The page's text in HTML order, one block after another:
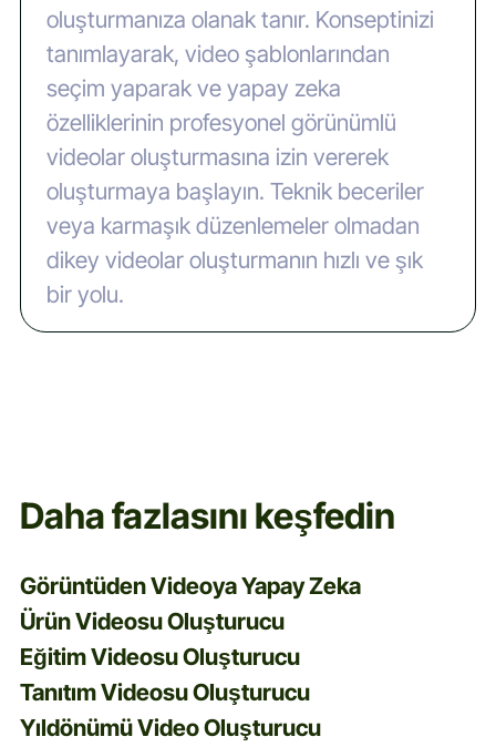
oluşturmanıza olanak tanır. Konseptinizi
tanımlayarak, video şablonlarından
seçim yaparak ve yapay zeka
özelliklerinin profesyonel görünümlü
videolar oluşturmasına izin vererek
oluşturmaya başlayın. Teknik beceriler
veya karmaşık düzenlemeler olmadan
dikey videolar oluşturmanın hızlı ve şık
bir yolu.
Daha fazlasını keşfedin
Görüntüden Videoya Yapay Zeka
Ürün Videosu Oluşturucu
Eğitim Videosu Oluşturucu
Tanıtım Videosu Oluşturucu
Yıldönümü Video Oluşturucu